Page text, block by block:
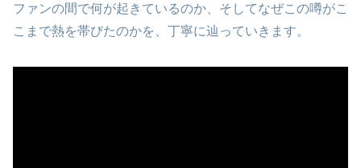
ファンの間で何が起きているのか、そしてなぜこの噂がこ
こまで熱を帯びたのかを、丁寧に辿っていきます。